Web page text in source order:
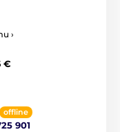
›
€
offline
901